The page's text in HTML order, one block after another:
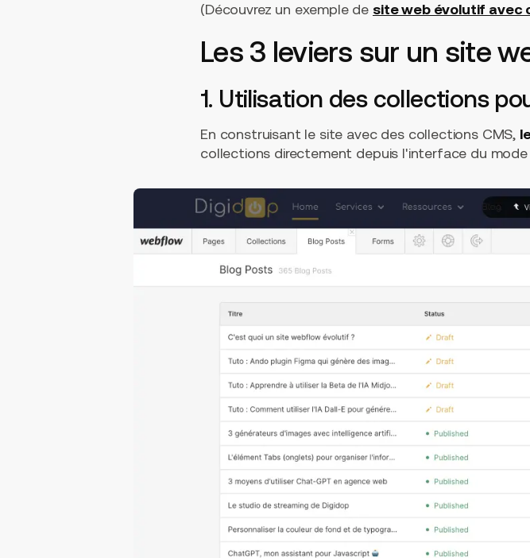
(Découvrez un exemple de site web évolutif avec
Les 3 leviers sur un site
1. Utilisation des collections
En construisant le site avec des collections CMS,
collections directement depuis l'interface du